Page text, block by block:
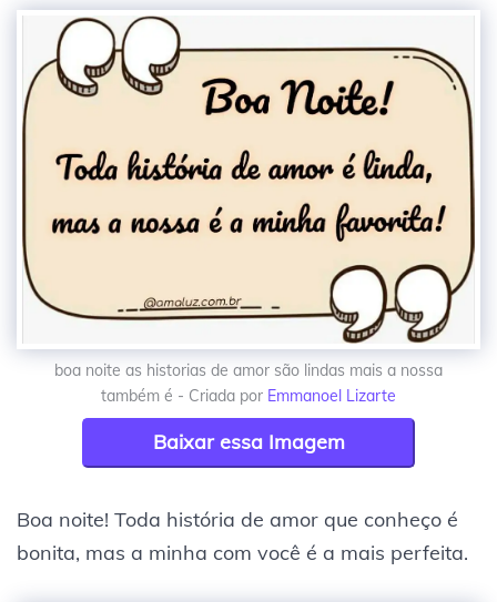
boa noite as historias de amor são lindas mais a nossa
também é - Criada por Emmanoel Lizarte
Baixar essa Imagem
Boa noite! Toda história de amor que conheço é
bonita, mas a minha com você é a mais perfeita.